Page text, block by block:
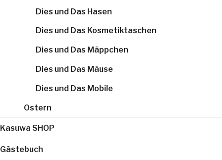
Dies und Das Hasen
Dies und Das Kosmetiktaschen
Dies und Das Mäppchen
Dies und Das Mäuse
Dies und Das Mobile
Ostern
Kasuwa SHOP
Gästebuch